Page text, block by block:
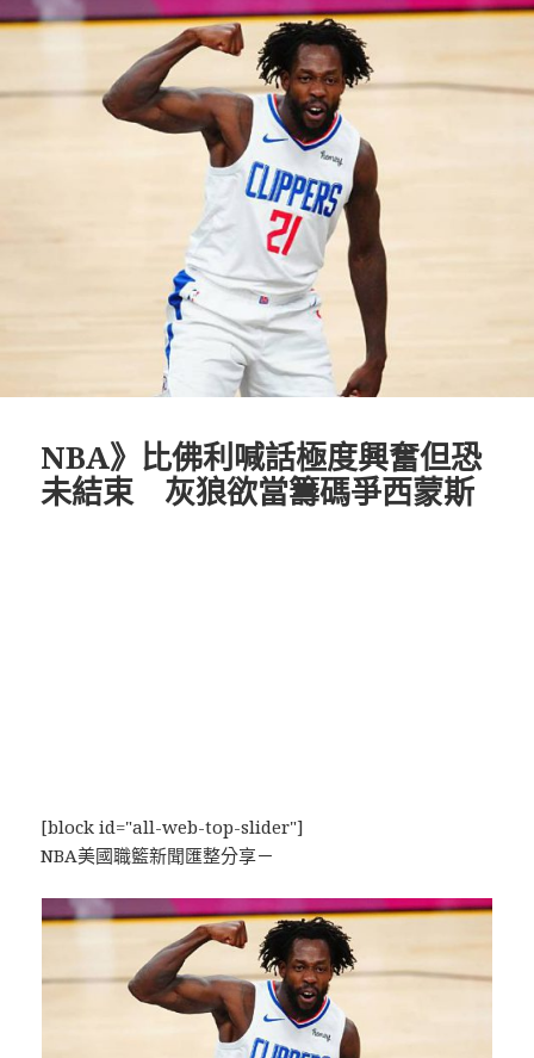
NBA》比佛利喊話極度興奮但恐
未結束 灰狼欲當籌碼爭西蒙斯
[block id="all-web-top-slider"]
NBA美國職籃新聞匯整分享－